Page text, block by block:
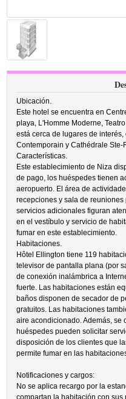
Ubicación.
Este hotel se encuentra en
playa, L'Homme Moderne,
está cerca de lugares de
Contemporain y Cathédrale Ste-
Características.
Este establecimiento de Niza
de pago, los huéspedes tienen
aeropuerto. El área de
recepciones y sala de
servicios adicionales figuran
en el vestíbulo y servicio de
fumar en este establecimiento.
Habitaciones.
Hôtel Ellington tiene 119
televisor de pantalla plana (por
de conexión inalámbrica a
fuerte. Las habitaciones están
baños disponen de secador de
gratuitos. Las habitaciones
aire acondicionado. Además, se
huéspedes pueden solicitar
disposición de los clientes que
permite fumar en las
Notificaciones y cargos:
No se aplica recargo por la
compartan la habitación con